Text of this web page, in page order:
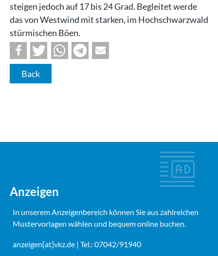
steigen jedoch auf 17 bis 24 Grad. Begleitet werde
das von Westwind mit starken, im Hochschwarzwald
stürmischen Böen.
Back
Anzeigen
In unserem Anzeigenbereich können Sie aus zahlreichen
Mustervorlagen wählen und bequem online buchen.
anzeigen[at]vkz.de | Tel.: 07042/91940